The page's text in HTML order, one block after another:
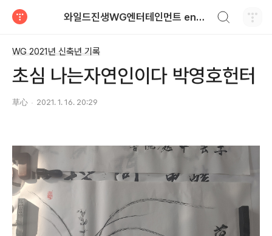
와일드진생WG엔터테인먼트 entertainment
WG 2021년 신축년 기록
초심 나는자연인이다 박영호헌터
草心 2021. 1. 16. 20:29